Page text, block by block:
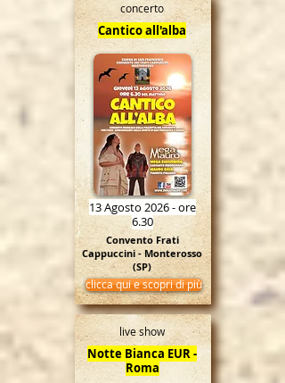
concerto
Cantico all'alba
13 Agosto 2026 - ore
6.30
Convento Frati
Cappuccini - Monterosso
(SP)
clicca qui e scopri di più
live show
Notte Bianca EUR -
Roma